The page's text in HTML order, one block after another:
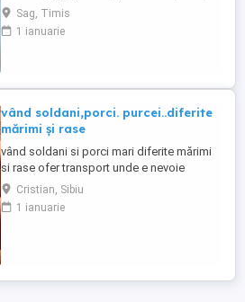
îngrășare. Sunt hrăniți corespunzător și
pot fi văzuți în localitatea Șag, județul
Timiș. Pentru detalii sunați.
Sag, Timis
1 ianuarie
vând soldani,porci. purcei..diferite
mărimi și rase
vând soldani si porci mari diferite mărimi
si rase ofer transport unde e nevoie
Cristian, Sibiu
1 ianuarie